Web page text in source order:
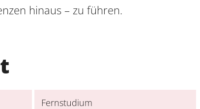
hinaus – zu führen.
Fernstudium